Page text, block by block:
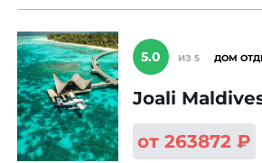
5.0 ИЗ 5 ДОМ
Joali
от 263872 ₽